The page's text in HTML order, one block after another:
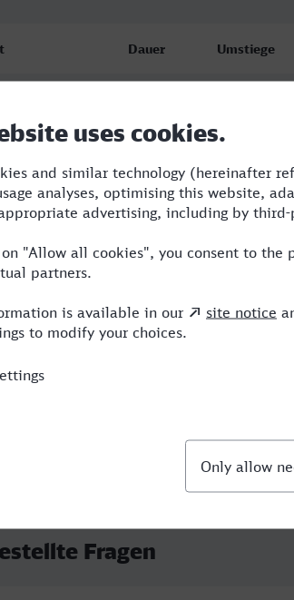
Dauer Umstiege
Hbf
2:27 1
Hbf
2:44
Fragen